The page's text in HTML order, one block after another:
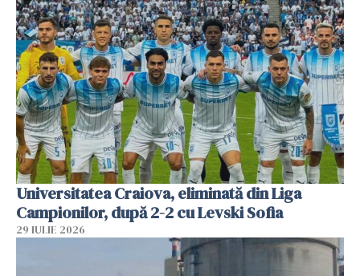
Universitatea Craiova, eliminată din Liga
Campionilor, după 2-2 cu Levski Sofia
29 IULIE 2026